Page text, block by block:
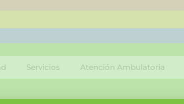
Servicios Atención Ambulatoria
F I